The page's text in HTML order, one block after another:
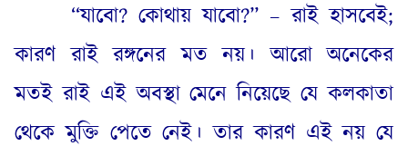
“যাবো? কোথায় যাবো?” –রাই হাসবেই;
কারণ রাই রঙ্গনের মত নয়। আরো অনেকের
মতই রাই এই অবস্থা মেনে নিয়েছে যে কলকাতা
থেকে মুক্তি পেতে নেই। তার কারণ এই নয় যে